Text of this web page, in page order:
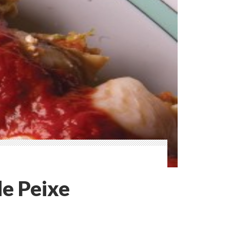
Peixe